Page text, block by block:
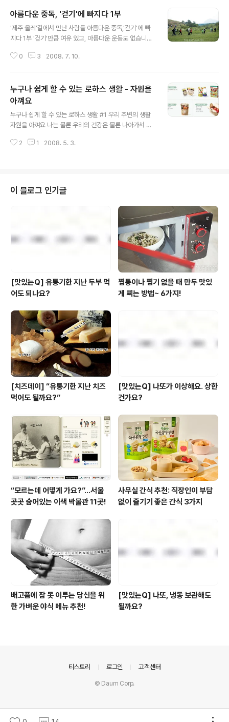
요. 그래서, 장바구니 하나만 잘 챙겨도 지구를 지킬 수 있
습니다. ↑ 순수한 면으로 만들어 재활용까지 가능한 올가
에코 장바구니 화학적으로 합성 처리하지 않은 순수한 면
구니 거기에 모양까지 예뻐서 들고 다니기에 정말 좋아요.
아름다운 중독, '걷기'에 빠지다 1부
'제주 올레'길에서 만난 사람들 아름다운 중독,'걷기'에 빠
지다 1부 '걷기'만큼 여유 있고, 아름다운 운동도 없습니다.
을 수 있습니다 게다가, 아름다운 우리 산하를 걷는다는 건
습니다. 자담큰 2008년 여름호에 소개된 제주 올레 길에
서 아름다운 중독 '걷기'에 빠진 사람들의 이야기를 풀반장
이 세 번에 나눠 소개하겠습니다. 걸음마다 풍경에 취했다.
날씨는 걷기에 좋았다. 비도 오지 않고 해도 들지 않았다.
제주의 속살 같은 길들을 조각보처럼 이어놓은 '제주 올
레'를 걸었다. 길 위에서 '걷기'와 사랑에 빠진 사람들을 만
0 3 2008. 7. 10.
누구나 쉽게 할 수 있는 로하스 생활 - 자원을
아껴요
누구나 쉽게 할 수 있는 로하스 생활 #1 우리 주변의 생활
자원을 아껴요 나는 물론 우리의 건강은 물론 나아가서 다
스. 그런데 언뜻 들어보면 로하스라는 개념이 참 거창한 것
주변의 자원을 아끼는 일입니다. 사실 우리가 사용하는 에
너지 대부분은 우리 자연의 수 많은 요소들을 이용해 재가
공해서 얻어낸 것들입니다. 우리가 사용하면 할수록 유한
한 자연의 요소들은 점점 줄어가고, 그러면서 자연스럽게
사람들이 설 공간은 좁아지게 됩니다. 불필요한 전등 끄기,
사용하지 않는 모니터 전원 끄기..
2 1 2008. 5. 3.
이 블로그 인기글
[맛있는Q] 유통기한 지난 두부 먹
어도 되나요?
찜통이나 찜기 없을 때 만두 맛있
게 찌는 방법~ 6가지!
[치즈데이] “유통기한 지난 치즈
먹어도 될까요?”
[맛있는Q] 나또가 이상해요. 상한
건가요?
“모르는데 어떻게 가요?”...서울
곳곳 숨어있는 이색 박물관 11곳!
사무실 간식 추천: 직장인이 부담
없이 즐기기 좋은 간식 3가지
배고픔에 잠 못 이루는 당신을 위
한 가벼운 야식 메뉴 추천!
[맛있는Q] 나또, 냉동 보관해도
될까요?
티스토리 로그인 고객센터
© Daum Corp.